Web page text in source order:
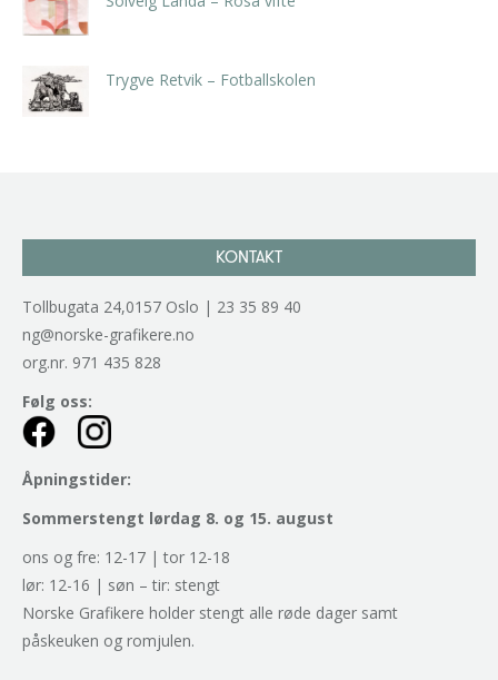
Trygve Retvik – Fotballskolen
KONTAKT
Tollbugata 24,0157 Oslo | 23 35 89 40
ng@norske-grafikere.no
org.nr. 971 435 828
Følg oss:
Åpningstider:
Sommerstengt lørdag 8. og 15. august
ons og fre: 12-17 | tor 12-18
lør: 12-16 | søn – tir: stengt
Norske Grafikere holder stengt alle røde dager samt
påskeuken og romjulen.